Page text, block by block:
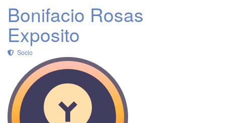
Bonifacio Rosas
Exposito
Socio